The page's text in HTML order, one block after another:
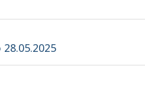
28.05.2025